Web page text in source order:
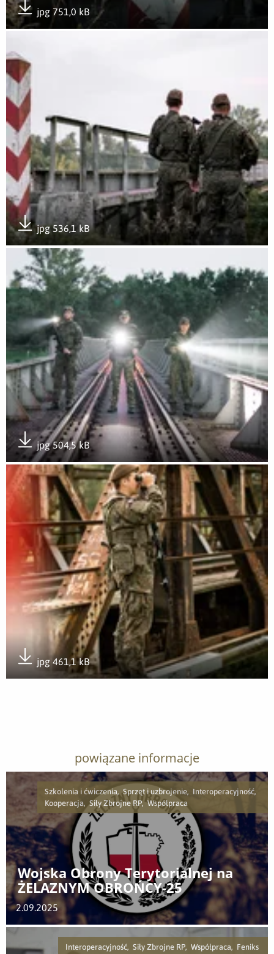
jpg 751,0 kB
Pobierz załącznik
jpg 536,1 kB
Pobierz załącznik
Otwórz załącznik Zgrupowanie Zadaniowe „Bezpieczny
jpg 504,5 kB
Pobierz załącznik
Otwórz załącznik Zgrupowanie Zadaniowe „Bezpieczny
jpg 461,1 kB
Pobierz załącznik
powiązane informacje
Szkolenia i ćwiczenia, Sprzęt i uzbrojenie, Interoperacyjność,
Kooperacja, Siły Zbrojne RP, Współpraca
Wojska Obrony Terytorialnej na
ŻELAZNYM OBROŃCY-25
2.09.2025
Interoperacyjność, Siły Zbrojne RP, Współpraca, Feniks